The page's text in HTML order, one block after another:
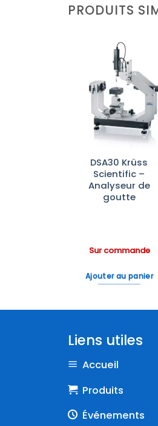
PRODUITS
à la liste
d’envies
DSA30 Krüss
Scientific –
Analyseur de
goutte
Sur commande
Ajouter au panier
Liens utiles
Accueil
Produits
Événements